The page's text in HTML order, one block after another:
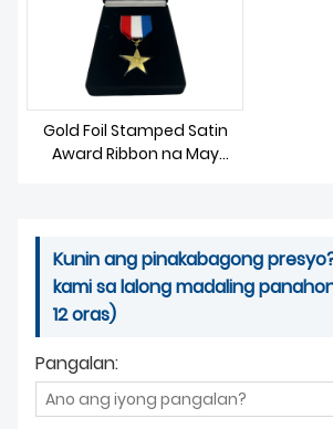
MAKIPAG-UGNAYAN SA AMIN
KATALOGO NG PRODUKTO
BALITA
Gold Foil Stamped Satin
Award Ribbon na May
Kunin ang pinakabagong
kami sa lalong madaling
12 oras)
Pangalan: